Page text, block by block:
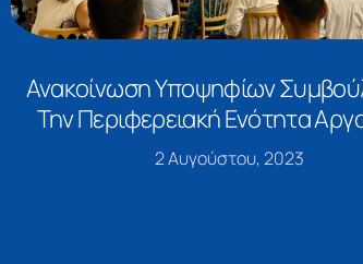
Ανακοίνωση Υποψηφίων
Την Περιφερειακή Ενότητα
2 Αυγούστου, 2023